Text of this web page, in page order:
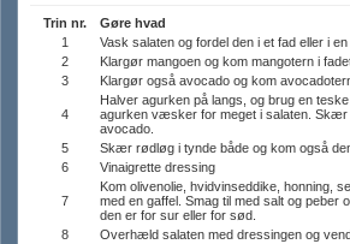
Trin nr.
Gøre hvad
1
Vask salaten og fordel den i et fad eller i en
2
Klargør mangoen og kom mangotern i
3
Klargør også avocado og kom
4
Halver agurken på langs, og brug en
agurken væsker for meget i salaten. Skær
avocado.
5
Skær rødløg i tynde både og kom også
6
Vinaigrette dressing
7
Kom olivenolie, hvidvinseddike, honning,
med en gaffel. Smag til med salt og
den er for sur eller for sød.
8
Overhæld salaten med dressingen og